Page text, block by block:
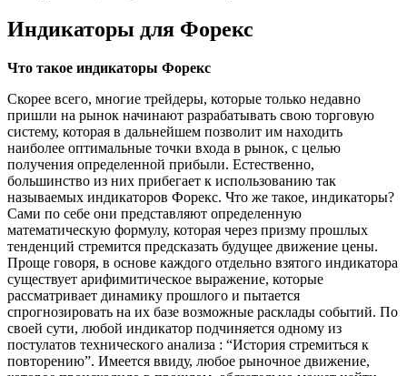
Индикаторы для Форекс
Что такое индикаторы Форекс
Скорее всего, многие трейдеры, которые только недавно
пришли на рынок начинают разрабатывать свою торговую
систему, которая в дальнейшем позволит им находить
наиболее оптимальные точки входа в рынок, с целью
получения определенной прибыли. Естественно,
большинство из них прибегает к использованию так
называемых индикаторов Форекс. Что же такое, индикаторы?
Сами по себе они представляют определенную
математическую формулу, которая через призму прошлых
тенденций стремится предсказать будущее движение цены.
Проще говоря, в основе каждого отдельно взятого индикатора
существует арифимитическое выражение, которые
рассматривает динамику прошлого и пытается
спрогнозировать на их базе возможные расклады событий. По
своей сути, любой индикатор подчиняется одному из
постулатов технического анализа : “История стремиться к
повторению”. Имеется ввиду, любое рыночное движение,